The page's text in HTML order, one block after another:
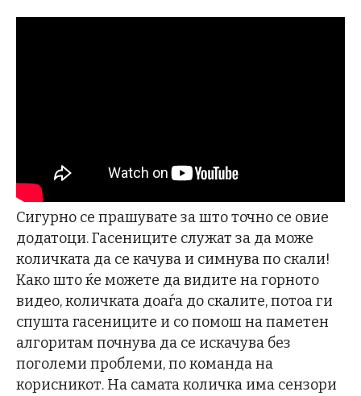
Сигурно се прашувате за што точно се овие
додатоци. Гасениците служат за да може
количката да се качува и симнува по скали!
Како што ќе можете да видите на горното
видео, количката доаѓа до скалите, потоа ги
спушта гасениците и со помош на паметен
алгоритам почнува да се искачува без
поголеми проблеми, по команда на
корисникот. На самата количка има сензори